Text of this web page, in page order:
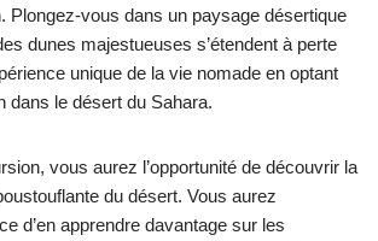
Plongez-vous dans un paysage désertique
dunes majestueuses s’étendent à perte
unique de la vie nomade en optant
dans le désert du Sahara.
vous aurez l’opportunité de découvrir la
du désert. Vous aurez
d’en apprendre davantage sur les